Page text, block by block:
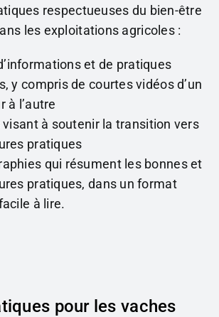
respectueuses du bien-être
les exploitations agricoles :
et de pratiques
y compris de courtes vidéos d’un
à l’autre
à soutenir la transition vers
pratiques
qui résument les bonnes et
pratiques, dans un format
à lire.
pour les vaches